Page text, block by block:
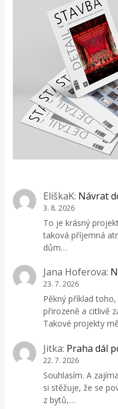
EliškaK: Návrat
3. 8. 2026
To je krásný
taková příjemná
dům…
Jana Hoferova:
23. 7. 2026
Pěkný příklad
přirozeně a citlivě
Takové projekty
Jitka: Praha dál
22. 7. 2026
Souhlasím. A
si stěžuje, že se
z bytů,…